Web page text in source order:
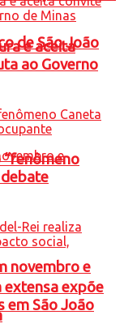
de São João
novembro e
e aceita
ao Governo
“fenômeno
extensa expõe
em São João